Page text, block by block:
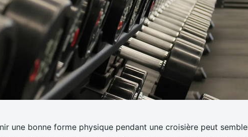
une bonne forme physique pendant une croisière peut